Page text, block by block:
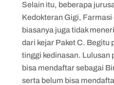
Selain itu, beberapa
Kedokteran Gigi, Farmasi
biasanya juga tidak
dari kejar Paket C. Begitu
tinggi kedinasan. Lulusan
bisa mendaftar sebagai
serta belum bisa